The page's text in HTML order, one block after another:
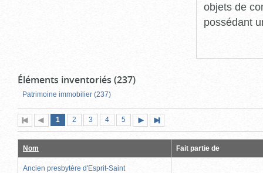
objets de
possédant
Éléments inventoriés (237)
Patrimoine immobilier (237)
Première
page
Page
précédente
Page
1 (page
actuelle)
Page
2 Page
3 Page
4 Page
5
suivante
page
Nom Fait partie de
Ancien presbytère d'Esprit-Saint